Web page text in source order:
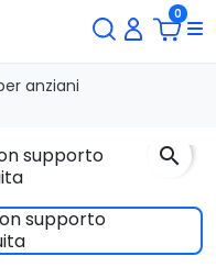
0
anziani
search